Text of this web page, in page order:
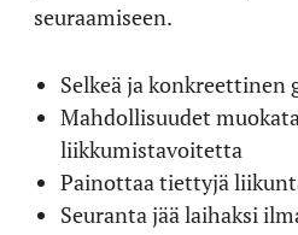
seuraamiseen.
Selkeä ja konkreettinen
Mahdollisuudet muokata
liikkumistavoitetta
Painottaa tiettyjä
Seuranta jää laihaksi